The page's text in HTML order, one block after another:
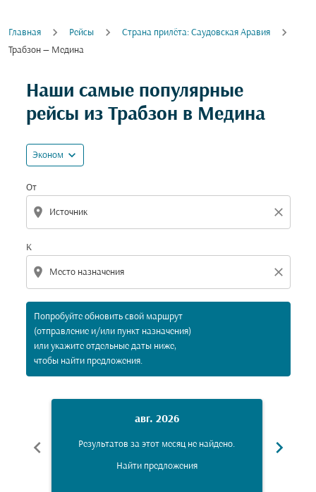
Главная Рейсы
Cтрана прилёта: Саудовская Аравия
Трабзон — Медина
Наши самые популярные
рейсы из Трабзон в Медина
Эконом expand_more
От
location_on close
К
location_on close
Попробуйте обновить свой маршрут
(отправление и/или пункт назначения)
или укажите отдельные даты ниже,
чтобы найти предложения.
Попробуйте обновить свой маршрут
chevron_left
авг. 2026
Результатов за этот месяц не найдено.
Найти предложения
chevron_right